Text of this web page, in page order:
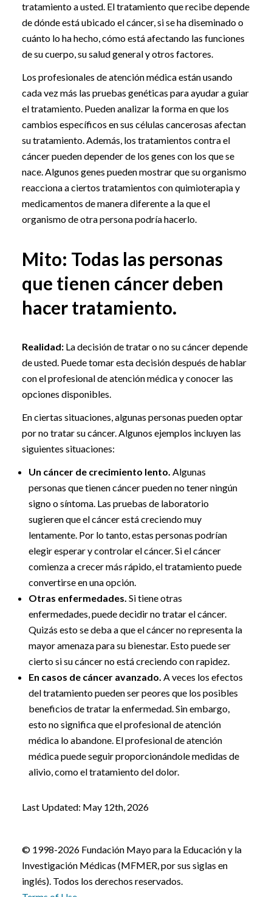
tratamiento a usted. El tratamiento que recibe depende
de dónde está ubicado el cáncer, si se ha diseminado o
cuánto lo ha hecho, cómo está afectando las funciones
de su cuerpo, su salud general y otros factores.
Los profesionales de atención médica están usando
cada vez más las pruebas genéticas para ayudar a guiar
el tratamiento. Pueden analizar la forma en que los
cambios específicos en sus células cancerosas afectan
su tratamiento. Además, los tratamientos contra el
cáncer pueden depender de los genes con los que se
nace. Algunos genes pueden mostrar que su organismo
reacciona a ciertos tratamientos con quimioterapia y
medicamentos de manera diferente a la que el
organismo de otra persona podría hacerlo.
Mito: Todas las personas
que tienen cáncer deben
hacer tratamiento.
Realidad:La decisión de tratar o no su cáncer depende
de usted. Puede tomar esta decisión después de hablar
con el profesional de atención médica y conocer las
opciones disponibles.
En ciertas situaciones, algunas personas pueden optar
por no tratar su cáncer. Algunos ejemplos incluyen las
siguientes situaciones:
Un cáncer de crecimiento lento. Algunas
personas que tienen cáncer pueden no tener ningún
signo o síntoma. Las pruebas de laboratorio
sugieren que el cáncer está creciendo muy
lentamente. Por lo tanto, estas personas podrían
elegir esperar y controlar el cáncer. Si el cáncer
comienza a crecer más rápido, el tratamiento puede
convertirse en una opción.
Otras enfermedades. Si tiene otras
enfermedades, puede decidir no tratar el cáncer.
Quizás esto se deba a que el cáncer no representa la
mayor amenaza para su bienestar. Esto puede ser
cierto si su cáncer no está creciendo con rapidez.
En casos de cáncer avanzado. A veces los efectos
del tratamiento pueden ser peores que los posibles
beneficios de tratar la enfermedad. Sin embargo,
esto no significa que el profesional de atención
médica lo abandone. El profesional de atención
médica puede seguir proporcionándole medidas de
alivio, como el tratamiento del dolor.
Last Updated: May 12th, 2026
© 1998-2026 Fundación Mayo para la Educación y la
Investigación Médicas (MFMER, por sus siglas en
inglés). Todos los derechos reservados.